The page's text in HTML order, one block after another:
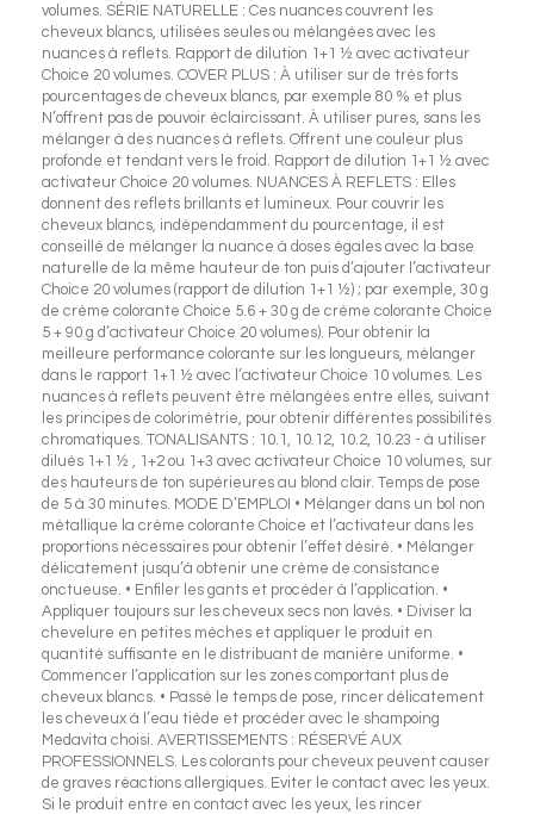
volumes. SÉRIE NATURELLE : Ces nuances couvrent les
cheveux blancs, utilisées seules ou mélangées avec les
nuances à reflets. Rapport de dilution 1+1 ½ avec activateur
Choice 20 volumes. COVER PLUS : À utiliser sur de très forts
pourcentages de cheveux blancs, par exemple 80 % et plus
N’offrent pas de pouvoir éclaircissant. À utiliser pures, sans les
mélanger à des nuances à reflets. Offrent une couleur plus
profonde et tendant vers le froid. Rapport de dilution 1+1 ½ avec
activateur Choice 20 volumes. NUANCES À REFLETS : Elles
donnent des reflets brillants et lumineux. Pour couvrir les
cheveux blancs, indépendamment du pourcentage, il est
conseillé de mélanger la nuance à doses égales avec la base
naturelle de la même hauteur de ton puis d’ajouter l’activateur
Choice 20 volumes (rapport de dilution 1+1 ½) ; par exemple, 30 g
de crème colorante Choice 5.6 + 30 g de crème colorante Choice
5 + 90 g d’activateur Choice 20 volumes). Pour obtenir la
meilleure performance colorante sur les longueurs, mélanger
dans le rapport 1+1 ½ avec l’activateur Choice 10 volumes. Les
nuances à reflets peuvent être mélangées entre elles, suivant
les principes de colorimétrie, pour obtenir différentes possibilités
chromatiques. TONALISANTS : 10.1, 10.12, 10.2, 10.23 - à utiliser
dilués 1+1 ½ , 1+2 ou 1+3 avec activateur Choice 10 volumes, sur
des hauteurs de ton supérieures au blond clair. Temps de pose
de 5 à 30 minutes. MODE D’EMPLOI • Mélanger dans un bol non
métallique la crème colorante Choice et l’activateur dans les
proportions nécessaires pour obtenir l’effet désiré. • Mélanger
délicatement jusqu’à obtenir une crème de consistance
onctueuse. • Enfiler les gants et procéder à l’application. •
Appliquer toujours sur les cheveux secs non lavés. • Diviser la
chevelure en petites mèches et appliquer le produit en
quantité suffisante en le distribuant de manière uniforme. •
Commencer l’application sur les zones comportant plus de
cheveux blancs. • Passé le temps de pose, rincer délicatement
les cheveux à l’eau tiède et procéder avec le shampoing
Medavita choisi. AVERTISSEMENTS : RÉSERVÉ AUX
PROFESSIONNELS. Les colorants pour cheveux peuvent causer
de graves réactions allergiques. Eviter le contact avec les yeux.
Si le produit entre en contact avec les yeux, les rincer